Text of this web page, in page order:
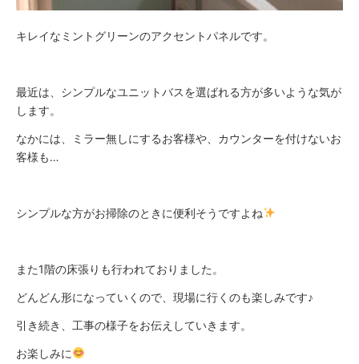
キレイなミントグリーンのアクセントパネルです。
最近は、シンプルなユニットバスを選ばれる方が多いような気が
します。
なかには、ミラー無しにするお客様や、カウンターを付けないお
客様も…
シンプルな方がお掃除のときに便利そうですよね
また1階の床張りも行われておりました。
どんどん形になっていくので、現場に行くのも楽しみです♪
引き続き、工事の様子をお伝えしていきます。
お楽しみに